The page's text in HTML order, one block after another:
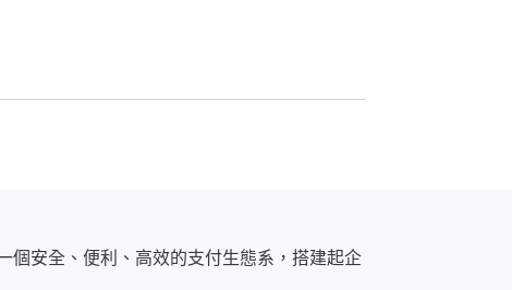
個安全、便利、高效的支付生態系，搭建起企